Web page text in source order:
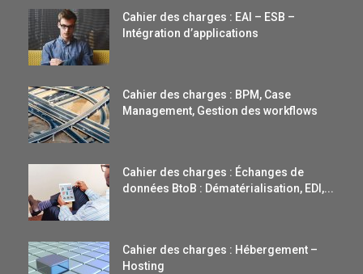
Cahier des charges : EAI – ESB –
Intégration d’applications
Cahier des charges : BPM, Case
Management, Gestion des workflows
Cahier des charges : Échanges de
données BtoB : Dématérialisation, EDI,...
Cahier des charges : Hébergement –
Hosting